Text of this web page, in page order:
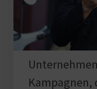
Kampagnen,